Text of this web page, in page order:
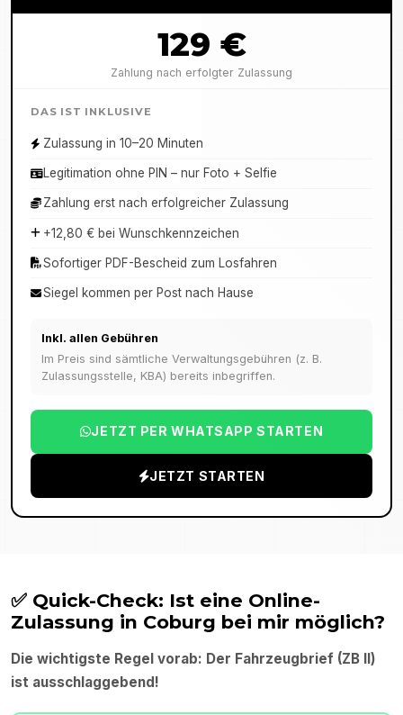
129 €
Zahlung nach erfolgter Zulassung
DAS IST INKLUSIVE
Zulassung in 10–20 Minuten
Legitimation ohne PIN – nur Foto + Selfie
Zahlung erst nach erfolgreicher Zulassung
+12,80 € bei Wunschkennzeichen
Sofortiger PDF-Bescheid zum Losfahren
Siegel kommen per Post nach Hause
Inkl. allen Gebühren
Im Preis sind sämtliche Verwaltungsgebühren (z. B.
Zulassungsstelle, KBA) bereits inbegriffen.
JETZT PER WHATSAPP STARTEN
JETZT STARTEN
✅ Quick-Check: Ist eine Online-
Zulassung in Coburg bei mir möglich?
Die wichtigste Regel vorab: Der Fahrzeugbrief (ZB II)
ist ausschlaggebend!